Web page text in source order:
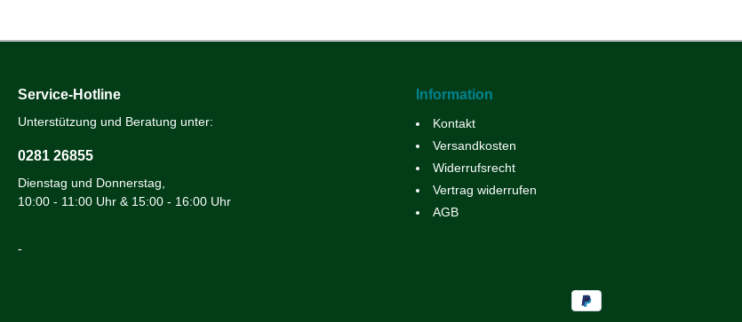
Service-Hotline
Unterstützung und Beratung unter:
0281 26855
Dienstag und Donnerstag,
10:00 - 11:00 Uhr & 15:00 - 16:00 Uhr
-
Information
Kontakt
Versandkosten
Widerrufsrecht
Vertrag widerrufen
AGB